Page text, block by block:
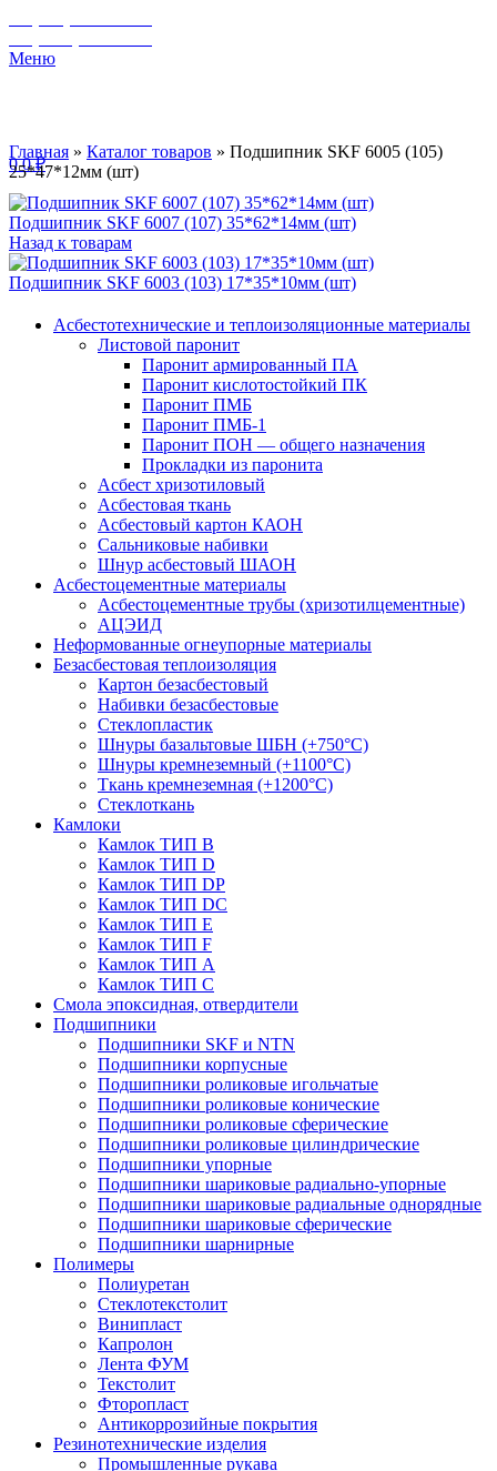
Меню
00₽
Главная » Каталог товаров » Подшипник SKF 6005 (105)
25*47*12мм (шт)
Подшипник SKF 6007 (107) 35*62*14мм (шт)
Назад к товарам
Подшипник SKF 6003 (103) 17*35*10мм (шт)
Асбестотехнические и теплоизоляционные материалы
Листовой паронит
Паронит армированный ПА
Паронит кислотостойкий ПК
Паронит ПМБ
Паронит ПМБ-1
Паронит ПОН — общего назначения
Прокладки из паронита
Асбест хризотиловый
Асбестовая ткань
Асбестовый картон КАОН
Сальниковые набивки
Шнур асбестовый ШАОН
Асбестоцементные материалы
Асбестоцементные трубы (хризотилцементные)
АЦЭИД
Неформованные огнеупорные материалы
Безасбестовая теплоизоляция
Картон безасбестовый
Набивки безасбестовые
Стеклопластик
Шнуры базальтовые ШБН (+750°С)
Шнуры кремнеземный (+1100°С)
Ткань кремнеземная (+1200°С)
Стеклоткань
Камлоки
Камлок ТИП B
Камлок ТИП D
Камлок ТИП DP
Камлок ТИП DС
Камлок ТИП E
Камлок ТИП F
Камлок ТИП А
Камлок ТИП С
Смола эпоксидная, отвердители
Подшипники
Подшипники SKF и NTN
Подшипники корпусные
Подшипники роликовые игольчатые
Подшипники роликовые конические
Подшипники роликовые сферические
Подшипники роликовые цилиндрические
Подшипники упорные
Подшипники шариковые радиально-упорные
Подшипники шариковые радиальные однорядные
Подшипники шариковые сферические
Подшипники шарнирные
Полимеры
Полиуретан
Стеклотекстолит
Винипласт
Капролон
Лента ФУМ
Текстолит
Фторопласт
Антикоррозийные покрытия
Резинотехнические изделия
Промышленные рукава